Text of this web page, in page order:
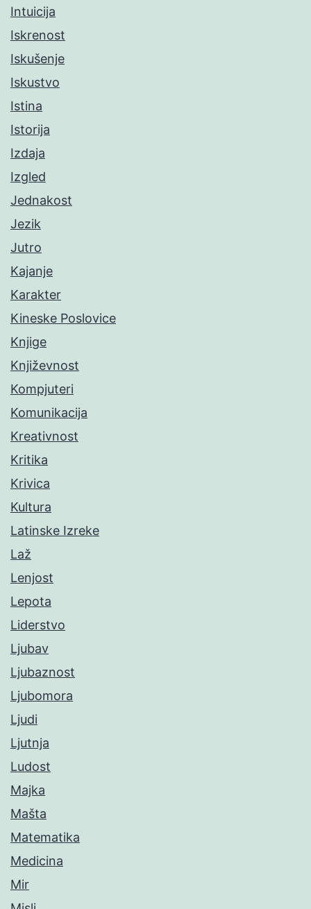
Intuicija
Iskrenost
Iskušenje
Iskustvo
Istina
Istorija
Izdaja
Izgled
Jednakost
Jezik
Jutro
Kajanje
Karakter
Kineske Poslovice
Knjige
Književnost
Kompjuteri
Komunikacija
Kreativnost
Kritika
Krivica
Kultura
Latinske Izreke
Laž
Lenjost
Lepota
Liderstvo
Ljubav
Ljubaznost
Ljubomora
Ljudi
Ljutnja
Ludost
Majka
Mašta
Matematika
Medicina
Mir